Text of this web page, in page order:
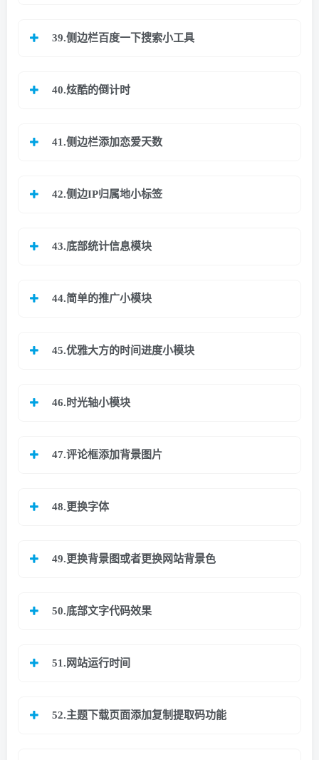
39.侧边栏百度一下搜索小工具
40.炫酷的倒计时
41.侧边栏添加恋爱天数
42.侧边IP归属地小标签
43.底部统计信息模块
44.简单的推广小模块
45.优雅大方的时间进度小模块
46.时光轴小模块
47.评论框添加背景图片
48.更换字体
49.更换背景图或者更换网站背景色
50.底部文字代码效果
51.网站运行时间
52.主题下载页面添加复制提取码功能